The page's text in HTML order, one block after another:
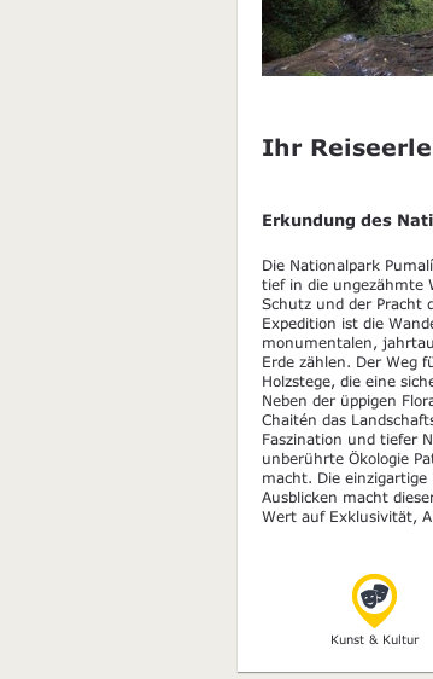
Ihr
Erkundung des
Die Nationalpark
tief in die ungezähmte
Schutz und der Pracht
Expedition ist die
monumentalen,
Erde zählen. Der Weg
Holzstege, die eine
Neben der üppigen
Chaitén das
Faszination und tiefer
unberührte Ökologie
macht. Die
Ausblicken macht
Wert auf Exklusivität,
Kunst & Kultur